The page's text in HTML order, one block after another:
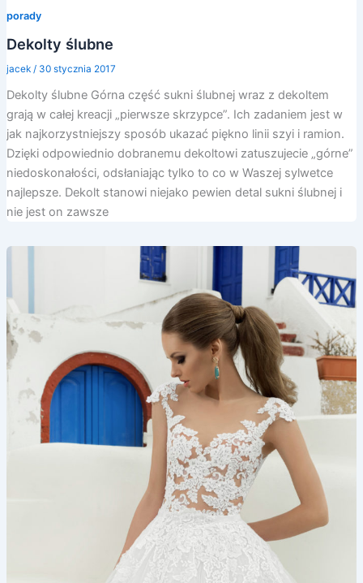
porady
Dekolty ślubne
jacek / 30 stycznia 2017
Dekolty ślubne Górna część sukni ślubnej wraz z dekoltem
grają w całej kreacji „pierwsze skrzypce”. Ich zadaniem jest w
jak najkorzystniejszy sposób ukazać piękno linii szyi i ramion.
Dzięki odpowiednio dobranemu dekoltowi zatuszujecie „górne”
niedoskonałości, odsłaniając tylko to co w Waszej sylwetce
najlepsze. Dekolt stanowi niejako pewien detal sukni ślubnej i
nie jest on zawsze